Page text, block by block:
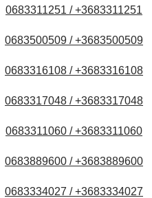
0683311251 / +3683311251
0683500509 / +3683500509
0683316108 / +3683316108
0683317048 / +3683317048
0683311060 / +3683311060
0683889600 / +3683889600
0683334027 / +3683334027